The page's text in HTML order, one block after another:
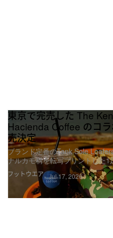
フットウエア
東京で完売した The
Hacienda Coffee のコ
売決定
ブランド定番のTank Sole
ナルカモ柄を転写プリントした1
Jul 17, 2026